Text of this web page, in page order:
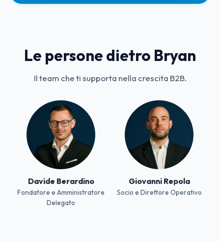
Le persone dietro Bryan
Il team che ti supporta nella crescita B2B.
Davide Berardino
Fondatore e Amministratore
Delegato
Giovanni Repola
Socio e Direttore Operativo